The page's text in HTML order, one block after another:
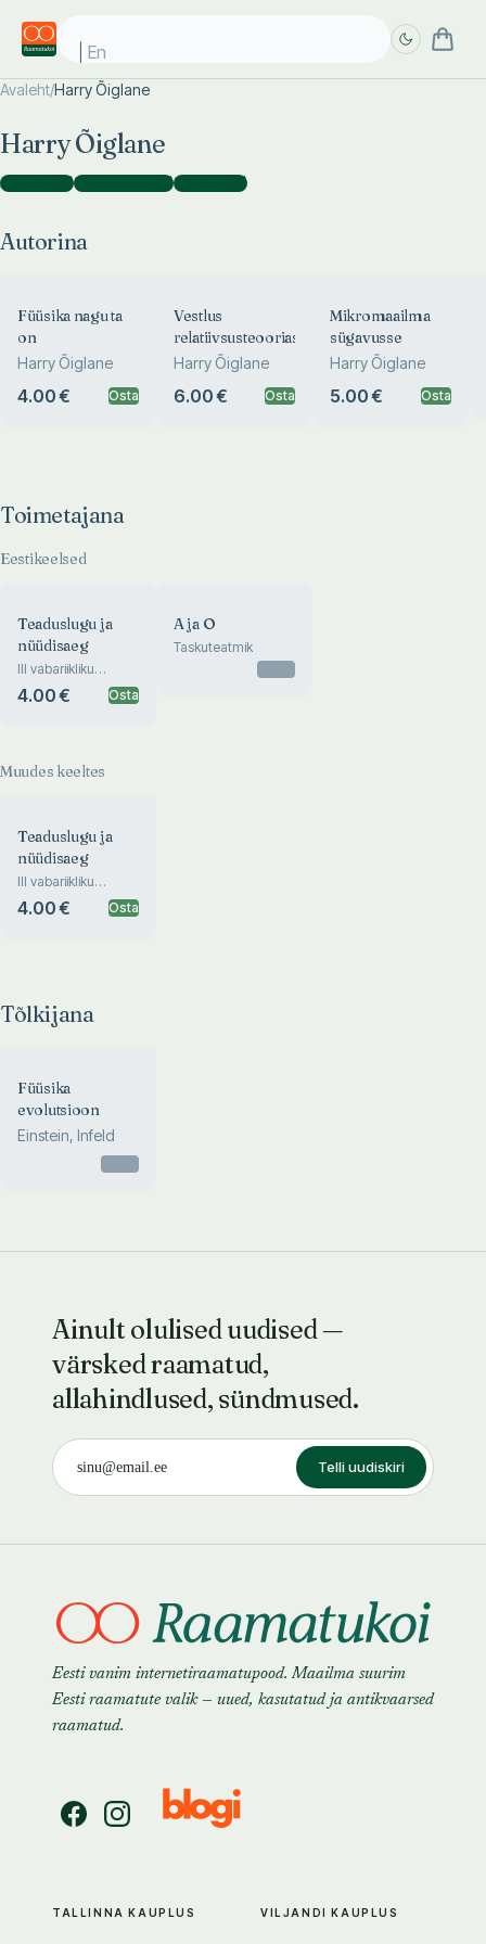
Enn
Avaleht/Harry Õiglane
Harry Õiglane
Autorina )Toimetajana )Tõlkijana )
Autorina
Füüsika nagu ta
on
Harry Õiglane
4.00 € Osta
Vestlus
relatiivsusteooriast
Harry Õiglane
6.00 € Osta
Mikromaailma
sügavusse
Harry Õiglane
5.00 € Osta
Toimetajana
Eestikeelsed
Teaduslugu ja
nüüdisaeg
III vabariikliku
teaduslookonverentsi
teesid. Тезисы III
4.00 € Osta
A ja O
Taskuteatmik
Muudes keeltes
Teaduslugu ja
nüüdisaeg
III vabariikliku
teaduslookonverentsi
teesid. Тезисы III
4.00 € Osta
Tõlkijana
Füüsika
evolutsioon
Einstein, Infeld
Ainult olulised uudised —
värsked raamatud,
allahindlused, sündmused.
Telli uudiskiri
Eesti vanim internetiraamatupood. Maailma suurim
Eesti raamatute valik — uued, kasutatud ja antikvaarsed
raamatud.
TALLINNA KAUPLUS VILJANDI KAUPLUS